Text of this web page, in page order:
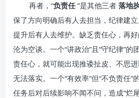
再者，“负责任 ”是其他三者 落地
保了方向明确后有人去担当，纪律建
提升后有人去维护。缺乏责任心，再
沦为空谈。一个“讲政治”且“守纪律”的
责任心，就可能出现推诿扯皮、不思
无法落实。一个“有效率”但“不负责任”
任务后对后续影响不闻不问，造成“烂